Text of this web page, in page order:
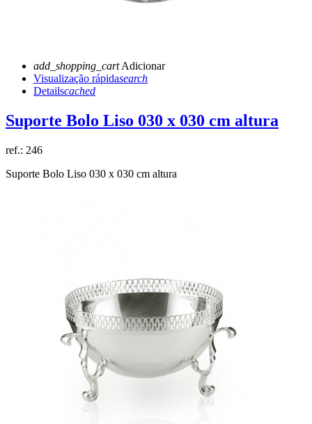
add_shopping_cartAdicionar
Visualização rápidasearch
Detailscached
Suporte Bolo Liso 030 x 030 cm altura
ref.: 246
Suporte Bolo Liso 030 x 030 cm altura